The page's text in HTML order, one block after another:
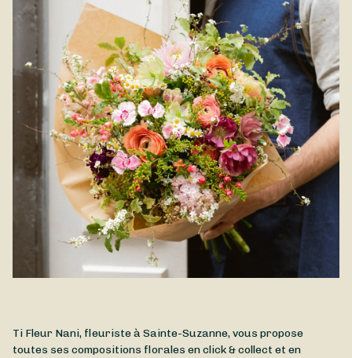
Ti Fleur Nani, fleuriste à Sainte-Suzanne, vous propose
toutes ses compositions florales en click & collect et en